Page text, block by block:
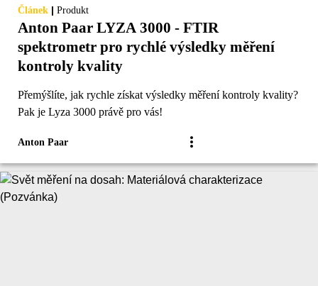
Článek | Produkt
Anton Paar LYZA 3000 - FTIR
spektrometr pro rychlé výsledky měření
kontroly kvality
Přemýšlíte, jak rychle získat výsledky měření kontroly kvality?
Pak je Lyza 3000 právě pro vás!
Anton Paar